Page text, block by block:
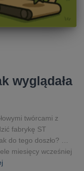
wyglądała
twórcami z
fabrykę ST
do tego doszło? …
miesięcy wcześniej